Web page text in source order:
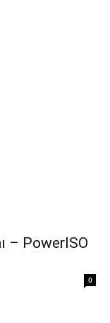
– PowerISO
0